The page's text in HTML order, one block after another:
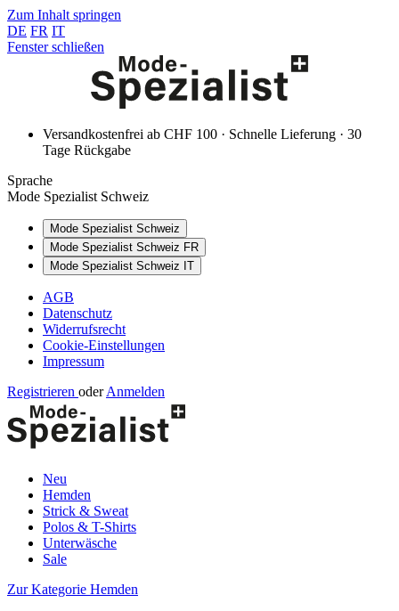
Zum Inhalt springen
DE FR IT
Fenster schließen
Versandkostenfrei ab CHF 100 · Schnelle Lieferung · 30
Tage Rückgabe
Sprache
Mode Spezialist Schweiz
Mode Spezialist Schweiz
Mode Spezialist Schweiz FR
Mode Spezialist Schweiz IT
AGB
Datenschutz
Widerrufsrecht
Cookie-Einstellungen
Impressum
Registrieren oder Anmelden
Neu
Hemden
Strick & Sweat
Polos & T-Shirts
Unterwäsche
Sale
Zur Kategorie Hemden